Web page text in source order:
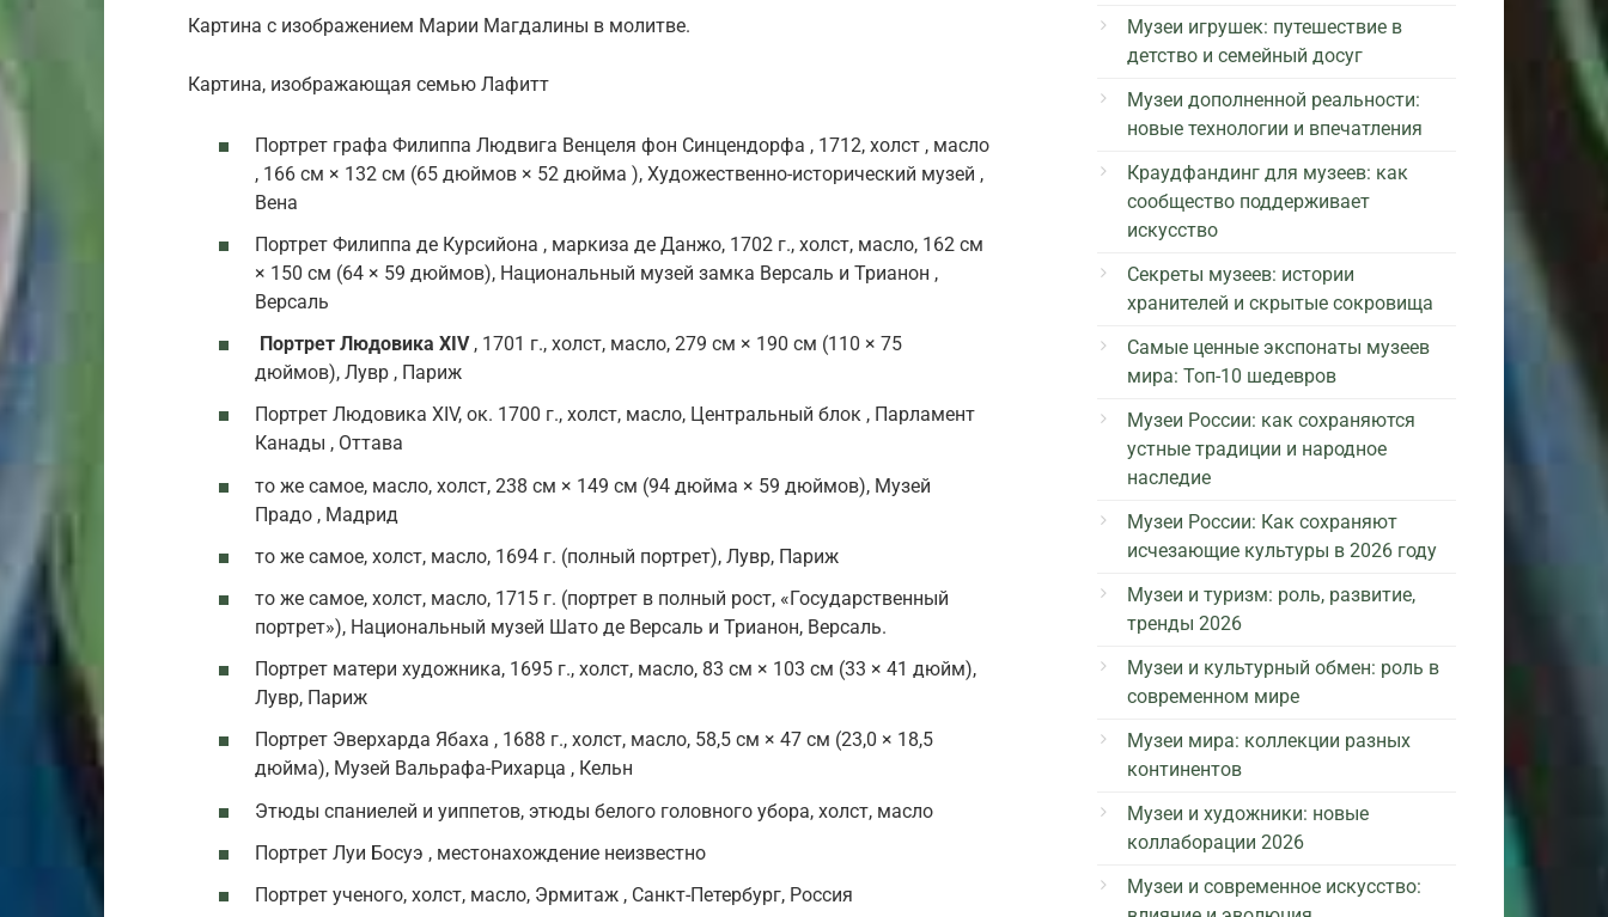
Картина с изображением Марии Магдалины в молитве.
Картина, изображающая семью Лафитт
Портрет графа Филиппа Людвига Венцеля фон Синцендорфа , 1712, холст , масло
, 166 см × 132 см (65 дюймов × 52 дюйма ), Художественно-исторический музей ,
Вена
Портрет Филиппа де Курсийона , маркиза де Данжо, 1702 г., холст, масло, 162 см
× 150 см (64 × 59 дюймов), Национальный музей замка Версаль и Трианон ,
Версаль
Портрет Людовика XIV, 1701 г., холст, масло, 279 см × 190 см (110 × 75
дюймов), Лувр , Париж
Портрет Людовика XIV, ок. 1700 г., холст, масло, Центральный блок , Парламент
Канады , Оттава
то же самое, масло, холст, 238 см × 149 см (94 дюйма × 59 дюймов), Музей
Прадо , Мадрид
то же самое, холст, масло, 1694 г. (полный портрет), Лувр, Париж
то же самое, холст, масло, 1715 г. (портрет в полный рост, «Государственный
портрет»), Национальный музей Шато де Версаль и Трианон, Версаль.
Портрет матери художника, 1695 г., холст, масло, 83 см × 103 см (33 × 41 дюйм),
Лувр, Париж
Портрет Эверхарда Ябаха , 1688 г., холст, масло, 58,5 см × 47 см (23,0 × 18,5
дюйма), Музей Вальрафа-Рихарца , Кельн
Этюды спаниелей и уиппетов, этюды белого головного убора, холст, масло
Портрет Луи Босуэ , местонахождение неизвестно
Портрет ученого, холст, масло, Эрмитаж , Санкт-Петербург, Россия
Музеи игрушек: путешествие в
детство и семейный досуг
Музеи дополненной реальности:
новые технологии и впечатления
Краудфандинг для музеев: как
сообщество поддерживает
искусство
Секреты музеев: истории
хранителей и скрытые сокровища
Самые ценные экспонаты музеев
мира: Топ-10 шедевров
Музеи России: как сохраняются
устные традиции и народное
наследие
Музеи России: Как сохраняют
исчезающие культуры в 2026 году
Музеи и туризм: роль, развитие,
тренды 2026
Музеи и культурный обмен: роль в
современном мире
Музеи мира: коллекции разных
континентов
Музеи и художники: новые
коллаборации 2026
Музеи и современное искусство: